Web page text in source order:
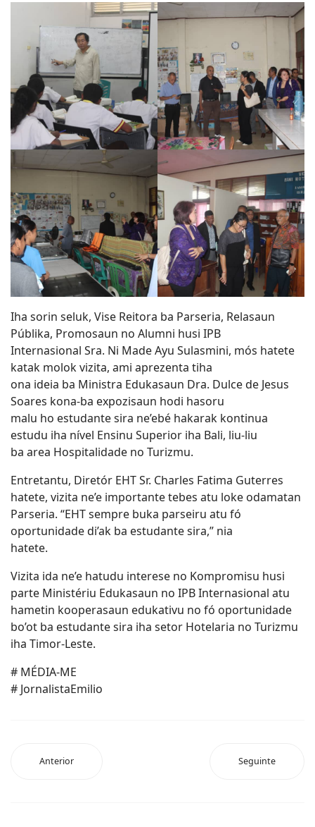
Iha sorin seluk, Vise Reitora ba Parseria, Relasaun
Públika, Promosaun no Alumni husi IPB
Internasional Sra. Ni Made Ayu Sulasmini, mós hatete
katak molok vizita, ami aprezenta tiha
ona ideia ba Ministra Edukasaun Dra. Dulce de Jesus
Soares kona-ba expozisaun hodi hasoru
malu ho estudante sira ne’ebé hakarak kontinua
estudu iha nível Ensinu Superior iha Bali, liu-liu
ba area Hospitalidade no Turizmu.
Entretantu, Diretór EHT Sr. Charles Fatima Guterres
hatete, vizita ne’e importante tebes atu loke odamatan
Parseria. “EHT sempre buka parseiru atu fó
oportunidade di’ak ba estudante sira,” nia
hatete.
Vizita ida ne’e hatudu interese no Kompromisu husi
parte Ministériu Edukasaun no IPB Internasional atu
hametin kooperasaun edukativu no fó oportunidade
bo’ot ba estudante sira iha setor Hotelaria no Turizmu
iha Timor-Leste.
# MÉDIA-ME
# JornalistaEmilio
Anterior Seguinte